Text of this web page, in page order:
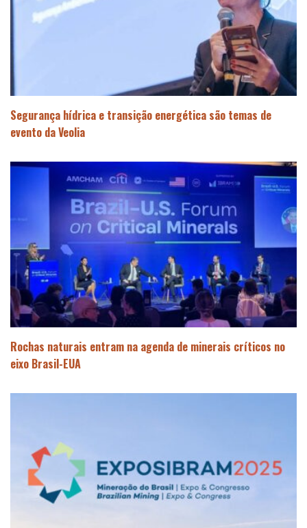
Segurança hídrica e transição energética são temas de
evento da Veolia
Rochas naturais entram na agenda de minerais críticos no
eixo Brasil-EUA